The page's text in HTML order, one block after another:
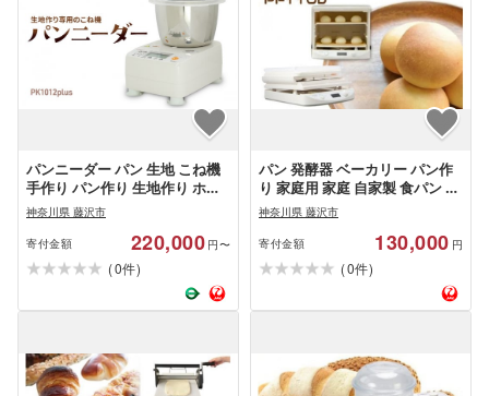
パンニーダー パン 生地 こね機
手作り パン作り 生地作り ホー
ムベーカリーうどん パスタ 対
応可 家庭用 キッチン 電化製品
発酵調理 調理器 調理器具 キッ
チン用品 家電 キッチン家電 か
でん 家電製品 製品 時短 簡単 高
性能 プレゼント ギフト 日本ニ
神奈川県 藤沢市
寄付金額 220,000 円〜
(0件)
パン 発酵器 ベーカリー パン作
り 家庭用 家庭 自家製 食パン お
菓子 洋菓子 菓子 手作り 酵母 生
地 ぱん pan 食器 家電 キッチン
キッチン家電 ホームベーカリー
ベーカリー かでん 家電製品 製
品 コンパクト 便利 日本ニーダ
神奈川県 藤沢市
寄付金額 130,000 円
(0件)